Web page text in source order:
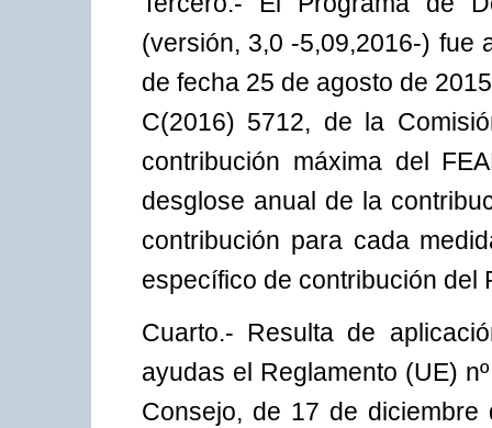
(versión, 3,0 -5,09,2016-) fue
de fecha 25 de agosto de
C(2016) 5712, de la
contribución máxima del
desglose anual de la
contribución para cada
específico de contribución del
Cuarto.- Resulta de
ayudas el Reglamento (UE)
Consejo, de 17 de